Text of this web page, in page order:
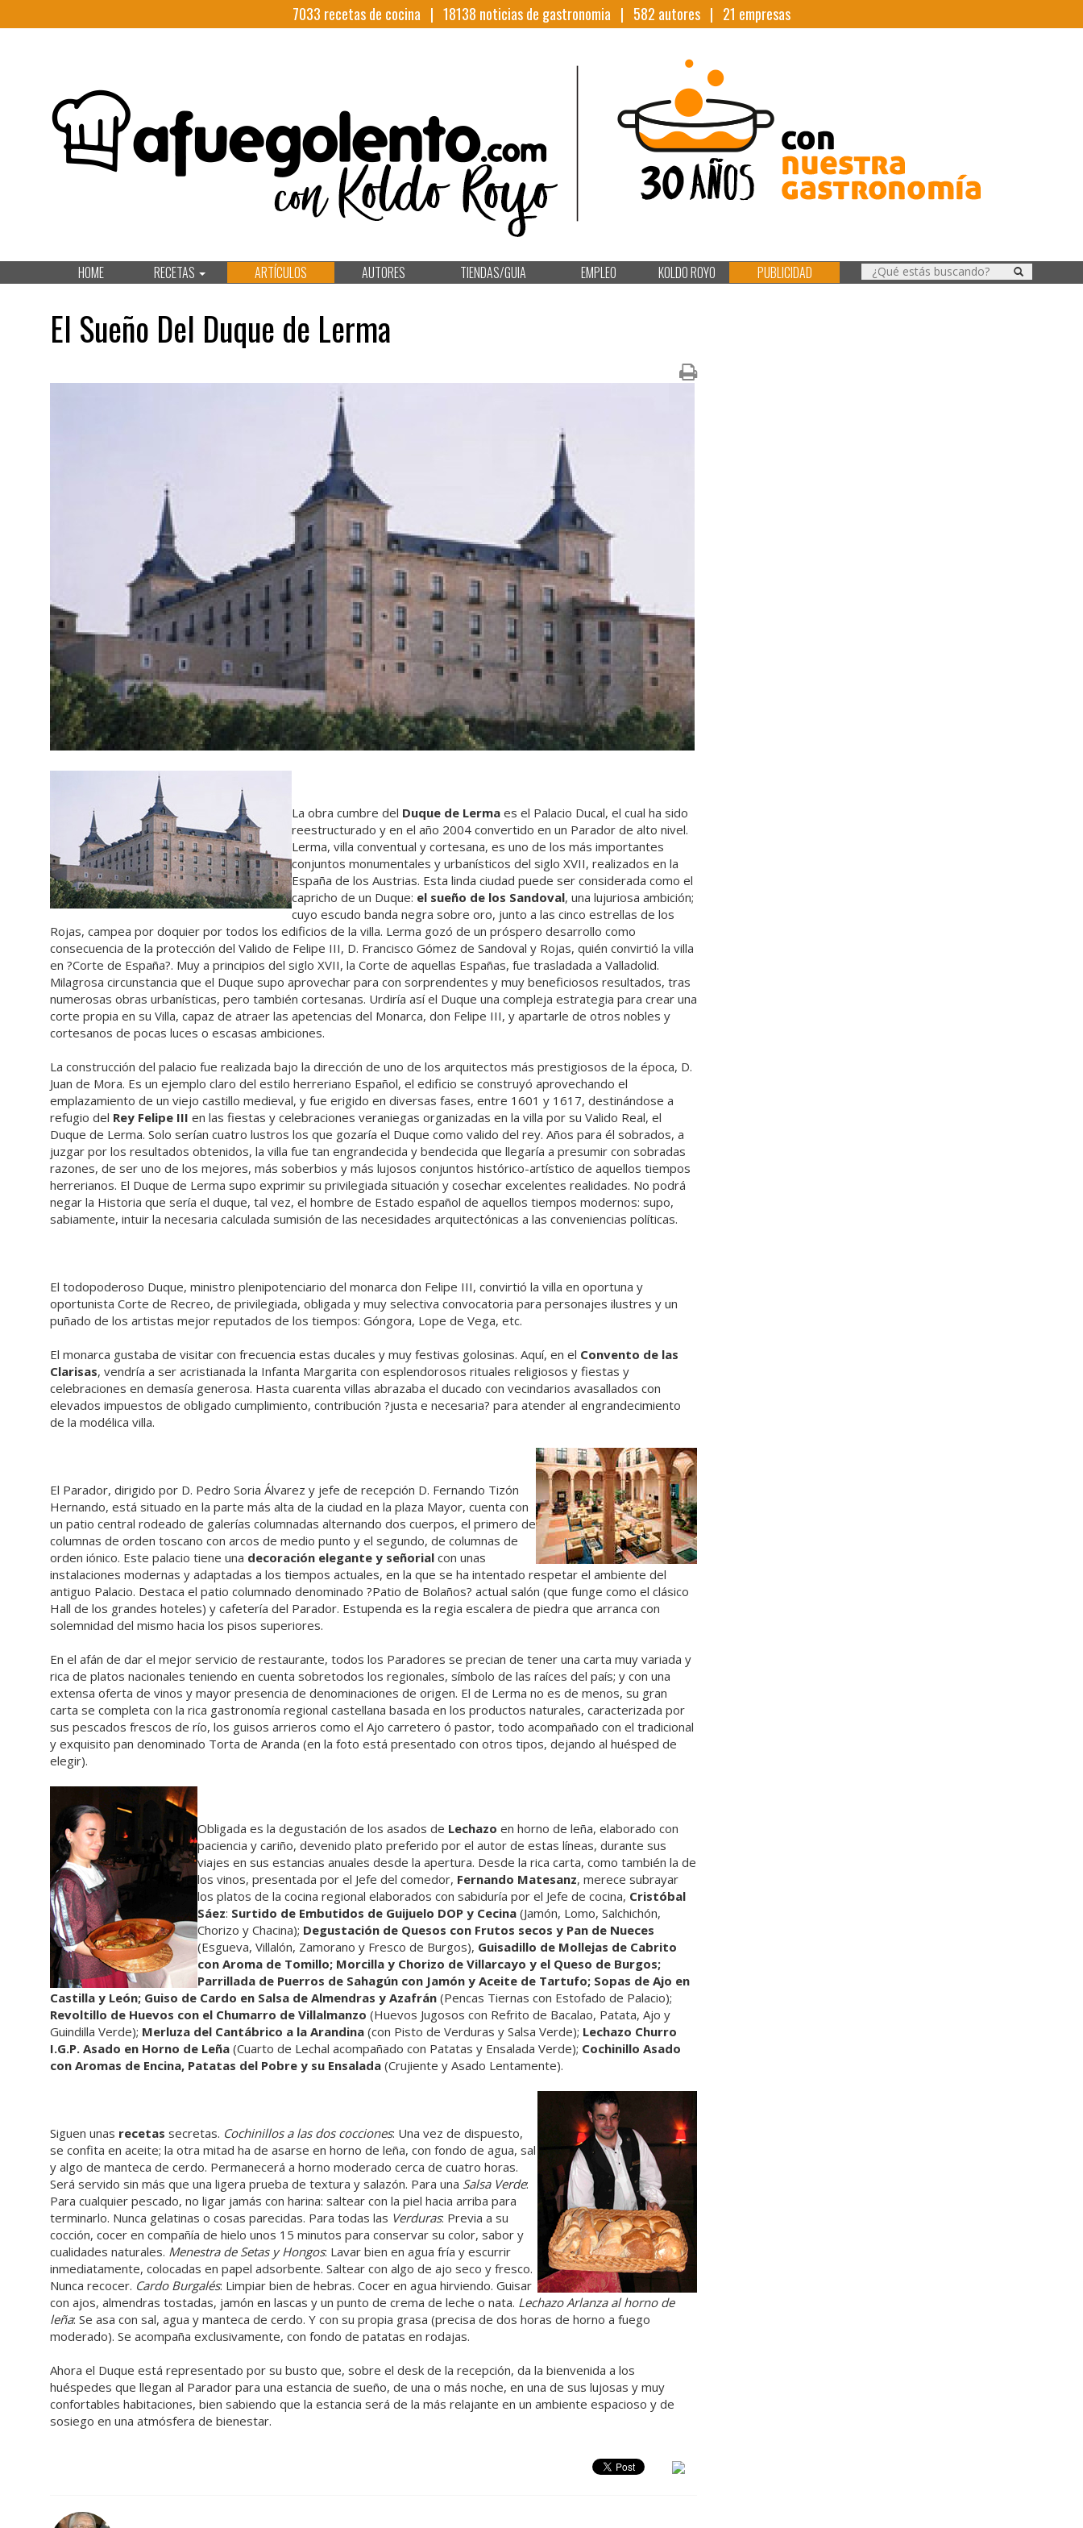
7033 recetas de cocina | 18138 noticias de gastronomia | 582 autores | 21 empresas
HOME RECETAS ARTÍCULOS AUTORES TIENDAS/GUIA EMPLEO KOLDO ROYO PUBLICIDAD
El Sueño Del Duque de Lerma
La obra cumbre del Duque de Lerma es el Palacio Ducal, el cual ha sido
reestructurado y en el año 2004 convertido en un Parador de alto nivel.
Lerma, villa conventual y cortesana, es uno de los más importantes
conjuntos monumentales y urbanísticos del siglo XVII, realizados en la
España de los Austrias. Esta linda ciudad puede ser considerada como el
capricho de un Duque: el sueño de los Sandoval, una lujuriosa ambición;
cuyo escudo banda negra sobre oro, junto a las cinco estrellas de los
Rojas, campea por doquier por todos los edificios de la villa. Lerma gozó de un próspero desarrollo como
consecuencia de la protección del Valido de Felipe III, D. Francisco Gómez de Sandoval y Rojas, quién convirtió la villa
en ?Corte de España?. Muy a principios del siglo XVII, la Corte de aquellas Españas, fue trasladada a Valladolid.
Milagrosa circunstancia que el Duque supo aprovechar para con sorprendentes y muy beneficiosos resultados, tras
numerosas obras urbanísticas, pero también cortesanas. Urdiría así el Duque una compleja estrategia para crear una
corte propia en su Villa, capaz de atraer las apetencias del Monarca, don Felipe III, y apartarle de otros nobles y
cortesanos de pocas luces o escasas ambiciones.
La construcción del palacio fue realizada bajo la dirección de uno de los arquitectos más prestigiosos de la época, D.
Juan de Mora. Es un ejemplo claro del estilo herreriano Español, el edificio se construyó aprovechando el
emplazamiento de un viejo castillo medieval, y fue erigido en diversas fases, entre 1601 y 1617, destinándose a
refugio del Rey Felipe III en las fiestas y celebraciones veraniegas organizadas en la villa por su Valido Real, el
Duque de Lerma. Solo serían cuatro lustros los que gozaría el Duque como valido del rey. Años para él sobrados, a
juzgar por los resultados obtenidos, la villa fue tan engrandecida y bendecida que llegaría a presumir con sobradas
razones, de ser uno de los mejores, más soberbios y más lujosos conjuntos histórico-artístico de aquellos tiempos
herrerianos. El Duque de Lerma supo exprimir su privilegiada situación y cosechar excelentes realidades. No podrá
negar la Historia que sería el duque, tal vez, el hombre de Estado español de aquellos tiempos modernos: supo,
sabiamente, intuir la necesaria calculada sumisión de las necesidades arquitectónicas a las conveniencias políticas.
El todopoderoso Duque, ministro plenipotenciario del monarca don Felipe III, convirtió la villa en oportuna y
oportunista Corte de Recreo, de privilegiada, obligada y muy selectiva convocatoria para personajes ilustres y un
puñado de los artistas mejor reputados de los tiempos: Góngora, Lope de Vega, etc.
El monarca gustaba de visitar con frecuencia estas ducales y muy festivas golosinas. Aquí, en el Convento de las
Clarisas, vendría a ser acristianada la Infanta Margarita con esplendorosos rituales religiosos y fiestas y
celebraciones en demasía generosa. Hasta cuarenta villas abrazaba el ducado con vecindarios avasallados con
elevados impuestos de obligado cumplimiento, contribución ?justa e necesaria? para atender al engrandecimiento
de la modélica villa.
El Parador, dirigido por D. Pedro Soria Álvarez y jefe de recepción D. Fernando Tizón
Hernando, está situado en la parte más alta de la ciudad en la plaza Mayor, cuenta con
un patio central rodeado de galerías columnadas alternando dos cuerpos, el primero de
columnas de orden toscano con arcos de medio punto y el segundo, de columnas de
orden iónico. Este palacio tiene una decoración elegante y señorial con unas
instalaciones modernas y adaptadas a los tiempos actuales, en la que se ha intentado respetar el ambiente del
antiguo Palacio. Destaca el patio columnado denominado ?Patio de Bolaños? actual salón (que funge como el clásico
Hall de los grandes hoteles) y cafetería del Parador. Estupenda es la regia escalera de piedra que arranca con
solemnidad del mismo hacia los pisos superiores.
En el afán de dar el mejor servicio de restaurante, todos los Paradores se precian de tener una carta muy variada y
rica de platos nacionales teniendo en cuenta sobretodos los regionales, símbolo de las raíces del país; y con una
extensa oferta de vinos y mayor presencia de denominaciones de origen. El de Lerma no es de menos, su gran
carta se completa con la rica gastronomía regional castellana basada en los productos naturales, caracterizada por
sus pescados frescos de río, los guisos arrieros como el Ajo carretero ó pastor, todo acompañado con el tradicional
y exquisito pan denominado Torta de Aranda (en la foto está presentado con otros tipos, dejando al huésped de
elegir).
Obligada es la degustación de los asados de Lechazo en horno de leña, elaborado con
paciencia y cariño, devenido plato preferido por el autor de estas líneas, durante sus
viajes en sus estancias anuales desde la apertura. Desde la rica carta, como también la de
los vinos, presentada por el Jefe del comedor, Fernando Matesanz, merece subrayar
los platos de la cocina regional elaborados con sabiduría por el Jefe de cocina, Cristóbal
Sáez: Surtido de Embutidos de Guijuelo DOP y Cecina (Jamón, Lomo, Salchichón,
Chorizo y Chacina); Degustación de Quesos con Frutos secos y Pan de Nueces
(Esgueva, Villalón, Zamorano y Fresco de Burgos), Guisadillo de Mollejas de Cabrito
con Aroma de Tomillo; Morcilla y Chorizo de Villarcayo y el Queso de Burgos;
Parrillada de Puerros de Sahagún con Jamón y Aceite de Tartufo; Sopas de Ajo en
Castilla y León; Guiso de Cardo en Salsa de Almendras y Azafrán (Pencas Tiernas con Estofado de Palacio);
Revoltillo de Huevos con el Chumarro de Villalmanzo (Huevos Jugosos con Refrito de Bacalao, Patata, Ajo y
Guindilla Verde); Merluza del Cantábrico a la Arandina (con Pisto de Verduras y Salsa Verde); Lechazo Churro
I.G.P. Asado en Horno de Leña (Cuarto de Lechal acompañado con Patatas y Ensalada Verde); Cochinillo Asado
con Aromas de Encina, Patatas del Pobre y su Ensalada (Crujiente y Asado Lentamente).
Siguen unas recetas secretas. Cochinillos a las dos cocciones: Una vez de dispuesto,
se confita en aceite; la otra mitad ha de asarse en horno de leña, con fondo de agua, sal
y algo de manteca de cerdo. Permanecerá a horno moderado cerca de cuatro horas.
Será servido sin más que una ligera prueba de textura y salazón. Para una Salsa Verde:
Para cualquier pescado, no ligar jamás con harina: saltear con la piel hacia arriba para
terminarlo. Nunca gelatinas o cosas parecidas. Para todas las Verduras: Previa a su
cocción, cocer en compañía de hielo unos 15 minutos para conservar su color, sabor y
cualidades naturales. Menestra de Setas y Hongos: Lavar bien en agua fría y escurrir
inmediatamente, colocadas en papel adsorbente. Saltear con algo de ajo seco y fresco.
Nunca recocer. Cardo Burgalés: Limpiar bien de hebras. Cocer en agua hirviendo. Guisar
con ajos, almendras tostadas, jamón en lascas y un punto de crema de leche o nata. Lechazo Arlanza al horno de
leña: Se asa con sal, agua y manteca de cerdo. Y con su propia grasa (precisa de dos horas de horno a fuego
moderado). Se acompaña exclusivamente, con fondo de patatas en rodajas.
Ahora el Duque está representado por su busto que, sobre el desk de la recepción, da la bienvenida a los
huéspedes que llegan al Parador para una estancia de sueño, de una o más noche, en una de sus lujosas y muy
confortables habitaciones, bien sabiendo que la estancia será de la más relajante en un ambiente espacioso y de
sosiego en una atmósfera de bienestar.